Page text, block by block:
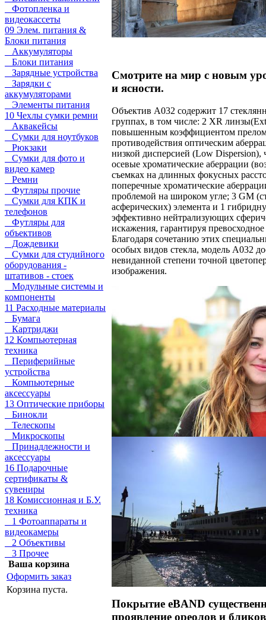
Фотопленка и
видеокассеты
09 Элем. питания &
Блоки питания
Аккумуляторы
Блоки питания
Зарядные устройства
Зарядки с
аккумуляторами
Элементы питания
10 Чехлы сумки ремни
Аквакейсы
Сумки для ноутбуков
Рюкзаки
Сумки для фото и
видео камер
Ремни
Футляры прочие
Сумки для КПК и
телефонов
Футляры для
объективов
Дождевики
Сумки для студийного
оборудования -
штативов - стоек
Модульные системы и
компоненты
11 Расходные материалы
Бумага
Картриджи
12 Компьютерная
техника
Периферийные
устройства
Компьютерные
аксессуары
13 Оптические приборы
Бинокли
Телескопы
Микроскопы
Принадлежности и
аксессуары
16 Подарочные
сертификаты &
сувениры
18 Комиссионная и Б.У.
техника
1 Фотоаппараты и
видеокамеры
2 Объективы
3 Прочее
Ваша корзина
Оформить заказ
Корзина пуста.
Смотрите на мир с новым
и ясности.
Объектив A032 содержит 17
группах, в том числе: 2 XR
повышенным коэффициентом
противодействия оптическим
низкой дисперсией (Low
осевые хроматические аберрации
съемках на длинных фокусных
поперечные хроматические
проблемой на широком угле; 3 GM
асферических) элемента и 1
эффективно нейтрализующих
искажения, гарантируя
Благодаря сочетанию этих
особых видов стекла, модель A032
невиданной степени точной
изображения.
Покрытие eBAND
проявление ореолов и бликов